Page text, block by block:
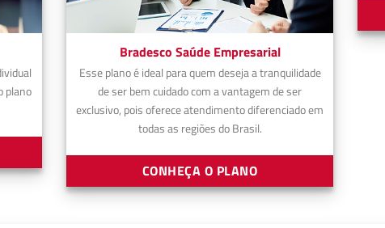
plano
Bradesco Saúde Empresarial
Esse plano é ideal para quem deseja a tranquilidade
de ser bem cuidado com a vantagem de ser
exclusivo, pois oferece atendimento diferenciado em
todas as regiões do Brasil.
CONHEÇA O PLANO